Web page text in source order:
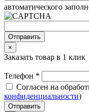
автоматического
Отправить
×
Заказать товар в 1 клик
Телефон *
Согласен на
конфиденциальности)
Отправить